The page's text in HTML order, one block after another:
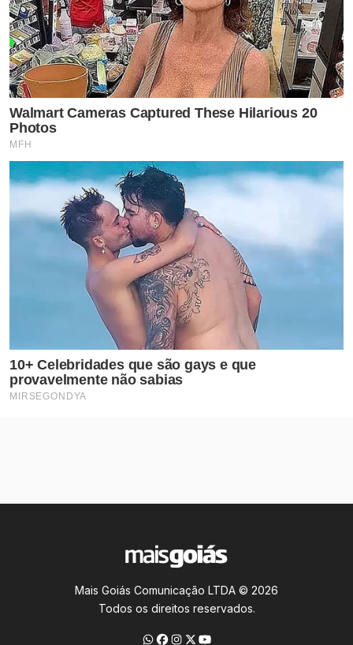
Mais Goiás Comunicação LTDA © 2026
Todos os direitos reservados.